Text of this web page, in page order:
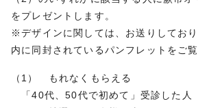
をプレゼントします。
※デザインに関しては、お送りしてお
内に同封されているパンフレットをご覧
（1） もれなくもらえる
「40代、50代で初めて」受診した人